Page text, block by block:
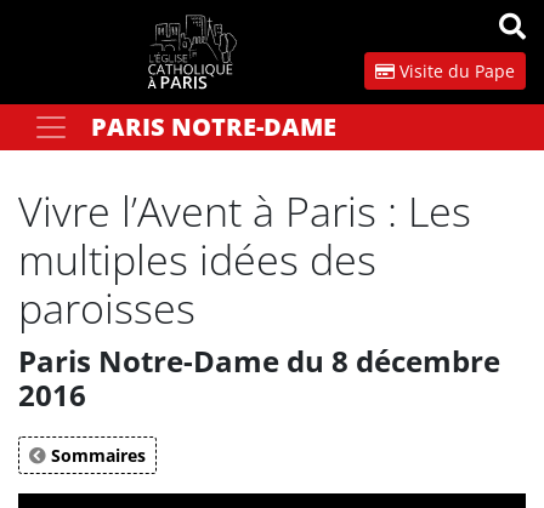
Visite du Pape
Votre recherchePARIS NOTRE-DAME
Vivre l’Avent à Paris : Les
multiples idées des
paroisses
Paris Notre-Dame du 8 décembre
2016
Sommaires
Panneau de gestion des cookies